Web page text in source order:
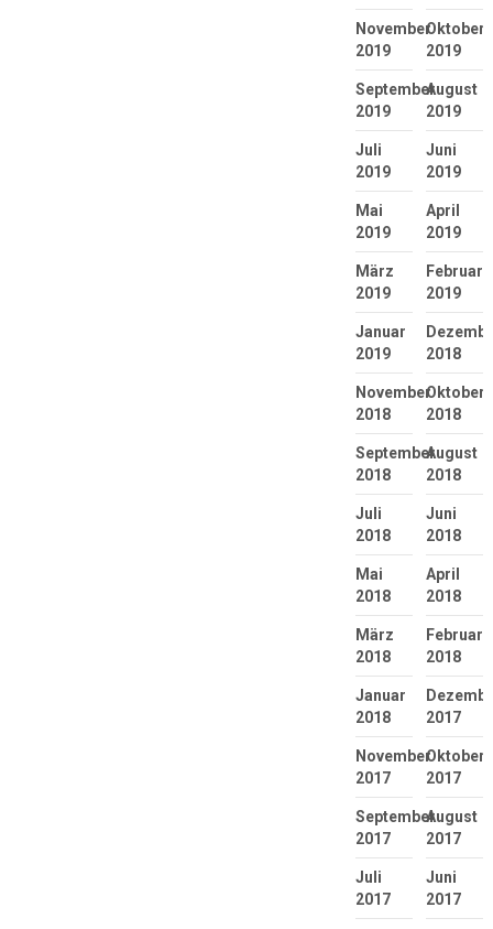
November
2019
Oktober
2019
September
2019
August
2019
Juli
2019
Juni
2019
Mai
2019
April
2019
März
2019
Februar
2019
Januar
2019
2018
November
2018
Oktober
2018
September
2018
August
2018
Juli
2018
Juni
2018
Mai
2018
April
2018
März
2018
Februar
2018
Januar
2018
2017
November
2017
Oktober
2017
September
2017
August
2017
Juli
2017
Juni
2017